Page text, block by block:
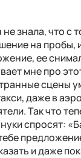
знала, что с
на пробы,
ее
мне про
сцены
даже в
Так что
спросят:
и даже